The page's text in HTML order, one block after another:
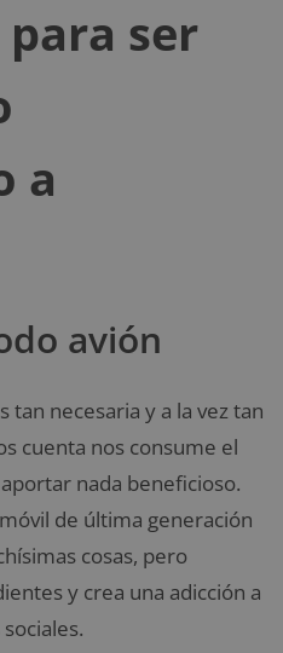
ser
a
avión
tan necesaria y a la vez tan
cuenta nos consume el
nada beneficioso.
de última generación
cosas, pero
y crea una adicción a